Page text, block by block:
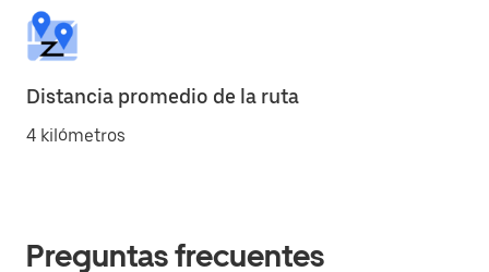
Distancia promedio de la ruta
4 kilómetros
Preguntas frecuentes